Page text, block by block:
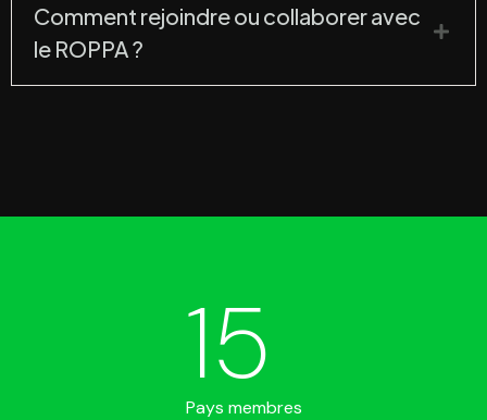
Comment rejoindre ou collaborer avec
le ROPPA ?
Pays membres
15